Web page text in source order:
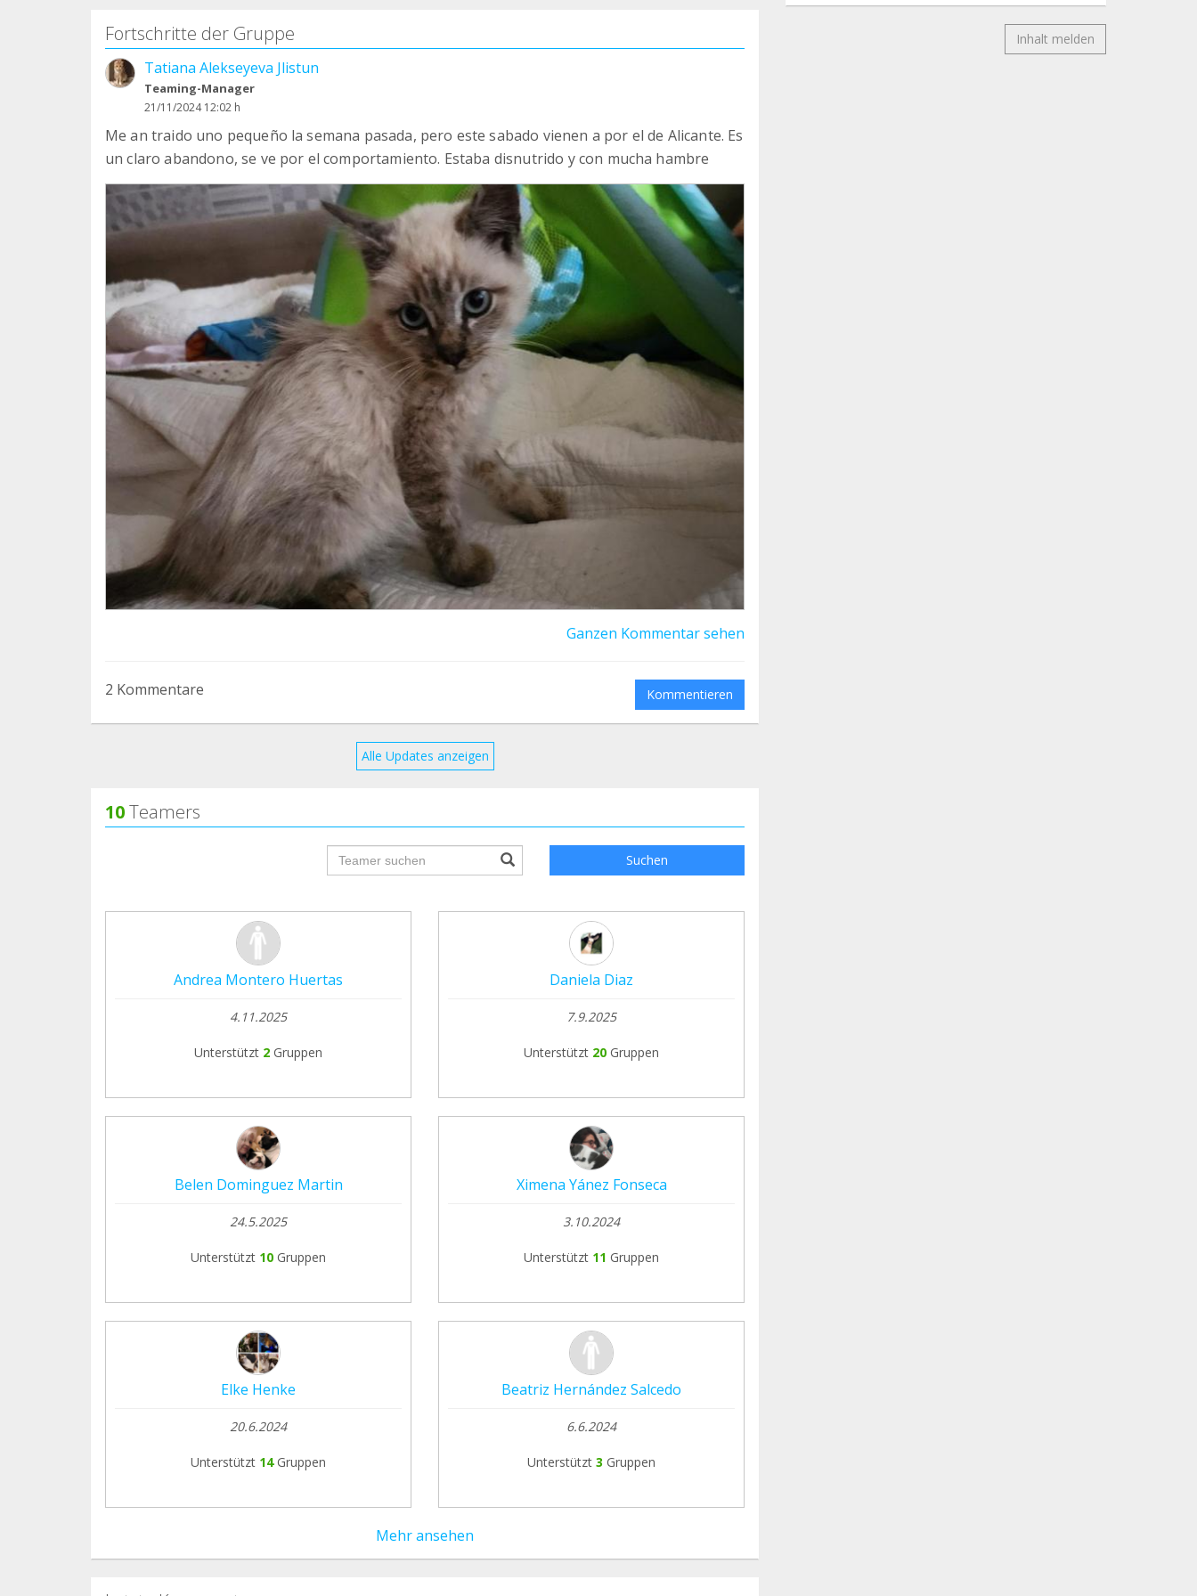
Fortschritte der Gruppe
Tatiana Alekseyeva Jlistun
Teaming-Manager
21/11/2024 12:02 h
Me an traido uno pequeño la semana pasada, pero este sabado vienen a por el de Alicante. Es
un claro abandono, se ve por el comportamiento. Estaba disnutrido y con mucha hambre
Ganzen Kommentar sehen
2 Kommentare Kommentieren
Alle Updates anzeigen
10Teamers
groupProfile.searchForm.search.text??? Suchen
Andrea Montero Huertas
4.11.2025
Unterstützt 2 Gruppen
Daniela Diaz
7.9.2025
Unterstützt 20 Gruppen
Belen Dominguez Martin
24.5.2025
Unterstützt 10 Gruppen
Ximena Yánez Fonseca
3.10.2024
Unterstützt 11 Gruppen
Elke Henke
20.6.2024
Unterstützt 14 Gruppen
Beatriz Hernández Salcedo
6.6.2024
Unterstützt 3 Gruppen
Mehr ansehen
Inhalt melden